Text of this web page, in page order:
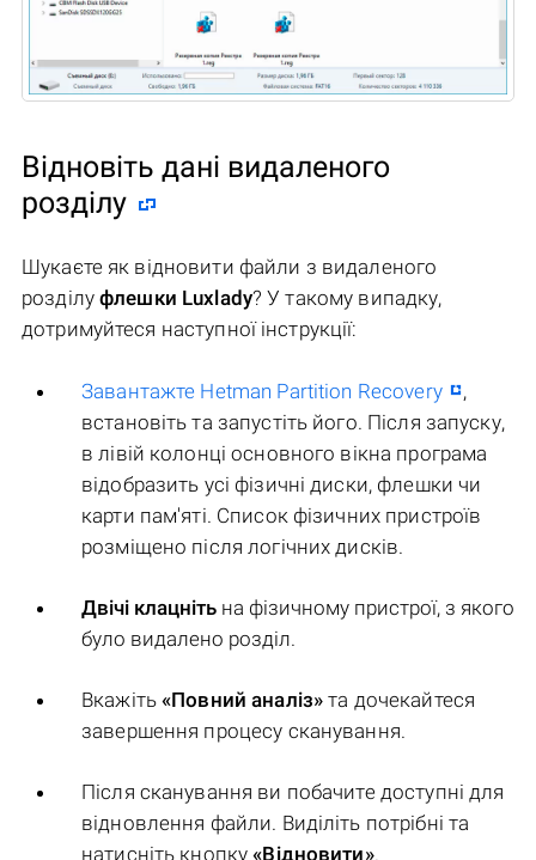
Відновіть дані видаленого
розділу
Шукаєте як відновити файли з видаленого
розділуфлешки Luxlady? У такому випадку,
дотримуйтеся наступної інструкції:
Завантажте Hetman Partition Recovery
,
встановіть та запустіть його. Після запуску,
в лівій колонці основного вікна програма
відобразить усі фізичні диски, флешки чи
карти пам'яті. Список фізичних пристроїв
розміщено після логічних дисків.
Двічі клацніть на фізичному пристрої, з якого
було видалено розділ.
Вкажіть«Повний аналіз» та дочекайтеся
завершення процесу сканування.
Після сканування ви побачите доступні для
відновлення файли. Виділіть потрібні та
натисніть кнопку«Відновити».